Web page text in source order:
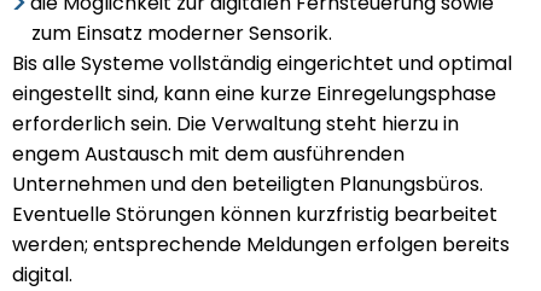
zum Einsatz moderner Sensorik.
Bis alle Systeme vollständig eingerichtet und optimal
eingestellt sind, kann eine kurze Einregelungsphase
erforderlich sein. Die Verwaltung steht hierzu in
engem Austausch mit dem ausführenden
Unternehmen und den beteiligten Planungsbüros.
Eventuelle Störungen können kurzfristig bearbeitet
werden; entsprechende Meldungen erfolgen bereits
digital.